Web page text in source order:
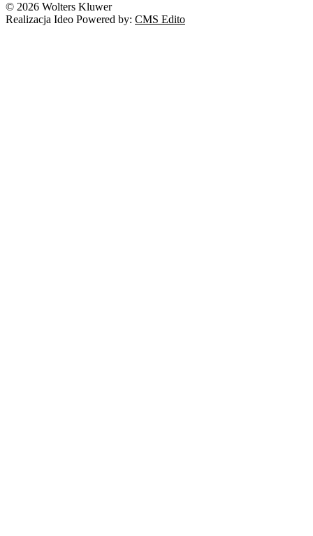
© 2026 Wolters Kluwer
Realizacja Ideo Powered by: CMS Edito